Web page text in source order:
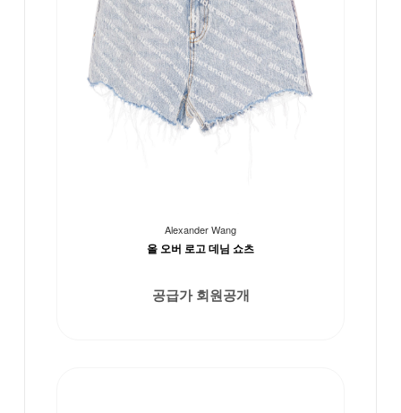
Alexander Wang
올 오버 로고 데님 쇼츠
공급가 회원공개